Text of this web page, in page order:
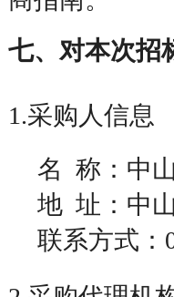
七、对本次招
1.采购人信息
名 称：中
地 址：中
联系方式：